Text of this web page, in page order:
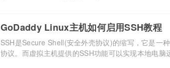
GoDaddy Linux主机如何启用SSH教程
SSH是Secure Shell(安全外壳协议)的缩写，它是一
协议。而虚拟主机提供的SSH功能可以实现本地电脑